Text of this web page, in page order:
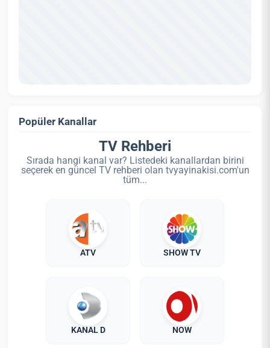
Popüler Kanallar
TV Rehberi
Sırada hangi kanal var? Listedeki kanallardan birini
seçerek en güncel TV rehberi olan tvyayinakisi.com'un
tüm...
ATV SHOW TV
KANAL D NOW